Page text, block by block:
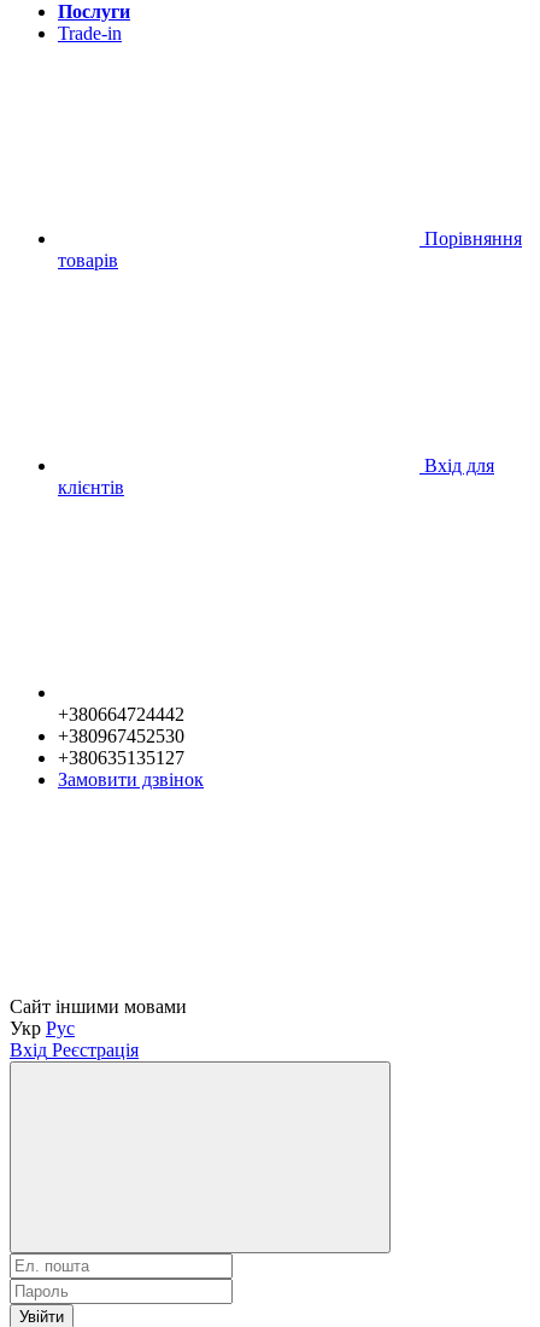
Послуги
Trade-in
Порівняння
товарів
Вхід для
клієнтів
+380664724442
+380967452530
+380635135127
Замовити дзвінок
Сайт іншими мовами
Укр Рус
Вхід Реєстрація
Увійти